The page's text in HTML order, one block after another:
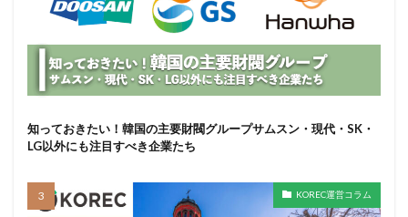
知っておきたい！韓国の主要財閥グループサムスン・現代・SK・
LG以外にも注目すべき企業たち
KOREC運営コラム